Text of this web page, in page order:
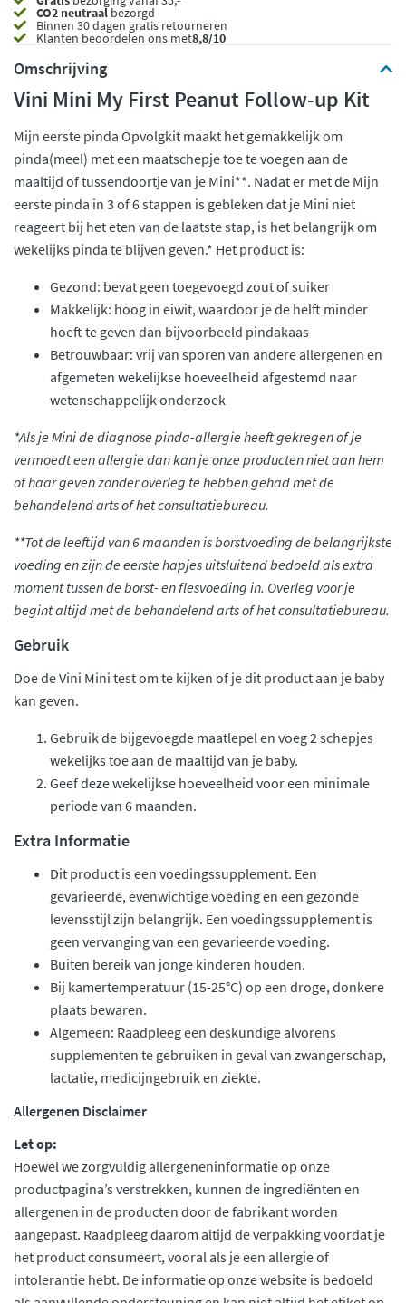
CO2 neutraalbezorgd
Binnen 30 dagen gratis retourneren
Klanten beoordelen ons met8,8/10
Omschrijving
Vini Mini My First Peanut Follow-up Kit
Mijn eerste pinda Opvolgkit maakt het gemakkelijk om
pinda(meel) met een maatschepje toe te voegen aan de
maaltijd of tussendoortje van je Mini**. Nadat er met de Mijn
eerste pinda in 3 of 6 stappen is gebleken dat je Mini niet
reageert bij het eten van de laatste stap, is het belangrijk om
wekelijks pinda te blijven geven.* Het product is:
Gezond: bevat geen toegevoegd zout of suiker
Makkelijk: hoog in eiwit, waardoor je de helft minder
hoeft te geven dan bijvoorbeeld pindakaas
Betrouwbaar: vrij van sporen van andere allergenen en
afgemeten wekelijkse hoeveelheid afgestemd naar
wetenschappelijk onderzoek
*Als je Mini de diagnose pinda-allergie heeft gekregen of je
vermoedt een allergie dan kan je onze producten niet aan hem
of haar geven zonder overleg te hebben gehad met de
behandelend arts of het consultatiebureau.
**Tot de leeftijd van 6 maanden is borstvoeding de belangrijkste
voeding en zijn de eerste hapjes uitsluitend bedoeld als extra
moment tussen de borst- en flesvoeding in. Overleg voor je
begint altijd met de behandelend arts of het consultatiebureau.
Gebruik
Doe de Vini Mini test om te kijken of je dit product aan je baby
kan geven.
Gebruik de bijgevoegde maatlepel en voeg 2 schepjes
wekelijks toe aan de maaltijd van je baby.
Geef deze wekelijkse hoeveelheid voor een minimale
periode van 6 maanden.
Extra Informatie
Dit product is een voedingssupplement. Een
gevarieerde, evenwichtige voeding en een gezonde
levensstijl zijn belangrijk. Een voedingssupplement is
geen vervanging van een gevarieerde voeding.
Buiten bereik van jonge kinderen houden.
Bij kamertemperatuur (15-25°C) op een droge, donkere
plaats bewaren.
Algemeen: Raadpleeg een deskundige alvorens
supplementen te gebruiken in geval van zwangerschap,
lactatie, medicijngebruik en ziekte.
Allergenen Disclaimer
Let op:
Hoewel we zorgvuldig allergeneninformatie op onze
productpagina’s verstrekken, kunnen de ingrediënten en
allergenen in de producten door de fabrikant worden
aangepast. Raadpleeg daarom altijd de verpakking voordat je
het product consumeert, vooral als je een allergie of
intolerantie hebt. De informatie op onze website is bedoeld